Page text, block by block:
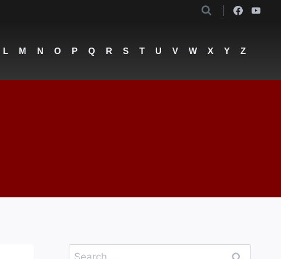
L M N O P Q R S T U V W X Y Z
Search